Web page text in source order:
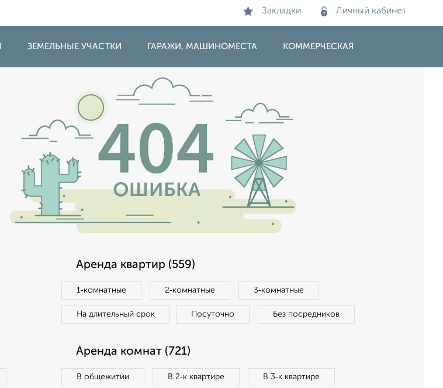
Закладки Личный кабинет
ЗЕМЕЛЬНЫЕ УЧАСТКИ ГАРАЖИ, МАШИНОМЕСТА КОММЕРЧЕСКАЯ
Аренда квартир (559)
1‑комнатные 2‑комнатные 3‑комнатные
На длительный срок Посуточно Без посредников
Аренда комнат (721)
В общежитии В 2‑к квартире В 3‑к квартире